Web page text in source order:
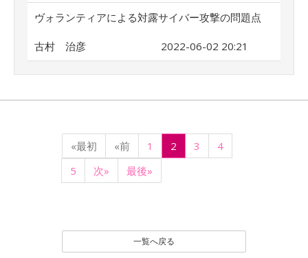
ヴォランティアによる対露サイバー攻撃の問題点
古村 治彦 2022-06-02 20:21
«最初 «前 1 2 3
4
5
次» 最後»
一覧へ戻る